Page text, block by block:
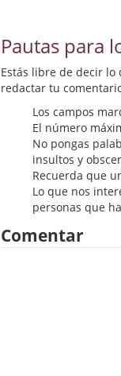
Pautas para
Estás libre de decir
redactar tu
Los campos
El número
No pongas
insultos y
Recuerda que
Lo que nos
personas que
Comentar